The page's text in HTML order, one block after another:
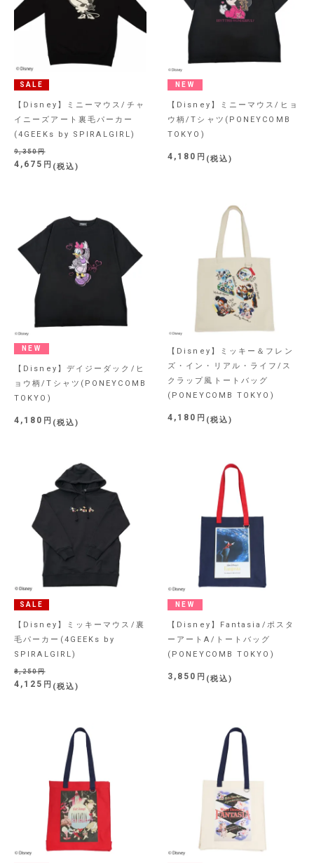
SALE
【Disney】ミニーマウス/チャ
イニーズアート裏毛パーカー
(4GEEKs by SPIRALGIRL)
9,350
4,675 税込
NEW
【Disney】ミニーマウス/ヒョ
ウ柄/Tシャツ(PONEYCOMB
TOKYO)
4,180 税込
NEW
【Disney】デイジーダック/ヒ
ョウ柄/Tシャツ(PONEYCOMB
TOKYO)
4,180 税込
【Disney】ミッキー＆フレン
ズ・イン・リアル・ライフ/ス
クラップ風トートバッグ
(PONEYCOMB TOKYO)
4,180 税込
SALE
【Disney】ミッキーマウス/裏
毛パーカー(4GEEKs by
SPIRALGIRL)
8,250
4,125 税込
NEW
【Disney】Fantasia/ポスタ
ーアートA/トートバッグ
(PONEYCOMB TOKYO)
3,850 税込